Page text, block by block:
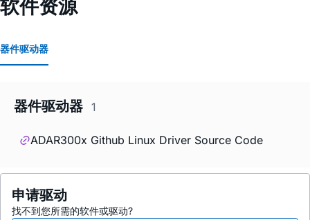
软件资源
器件驱动器
器件驱动器 1
ADAR300x Github Linux Driver Source Code
申请驱动
找不到您所需的软件或驱动?